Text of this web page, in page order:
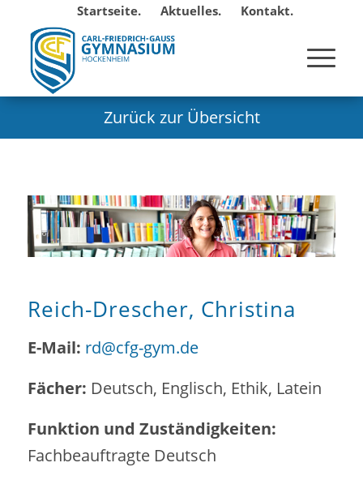
Startseite. Aktuelles. Kontakt.
Zurück zur Übersicht
Reich-Drescher, Christina
E-Mail: rd@cfg-gym.de
Fächer: Deutsch, Englisch, Ethik, Latein
Funktion und Zuständigkeiten:
Fachbeauftragte Deutsch